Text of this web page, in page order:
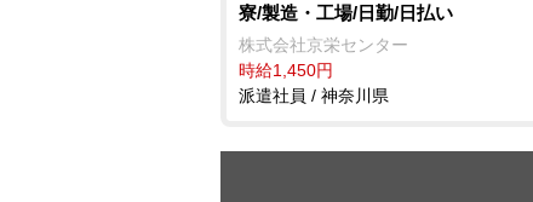
寮/製造・工場/日勤/日払い
株式会社京栄センター
時給1,450円
派遣社員 / 神奈川県